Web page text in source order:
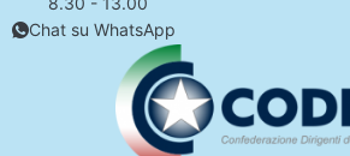
Chat su WhatsApp